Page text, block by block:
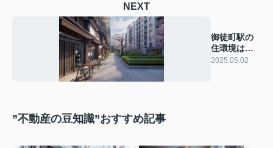
NEXT
御徒町駅の
住環境はど
う？評判を
2025.05.02
”不動産の豆知識”おすすめ記事